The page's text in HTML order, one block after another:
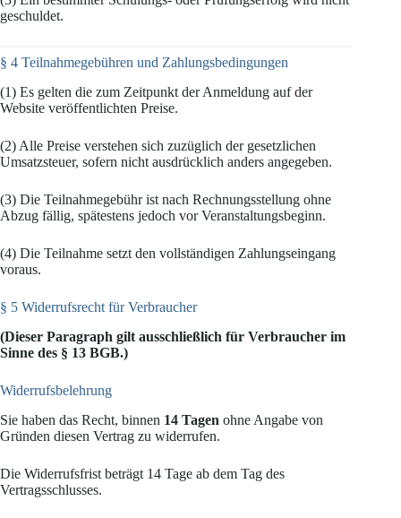
geschuldet.
§ 4 Teilnahmegebühren und Zahlungsbedingungen
(1) Es gelten die zum Zeitpunkt der Anmeldung auf der
Website veröffentlichten Preise.
(2) Alle Preise verstehen sich zuzüglich der gesetzlichen
Umsatzsteuer, sofern nicht ausdrücklich anders angegeben.
(3) Die Teilnahmegebühr ist nach Rechnungsstellung ohne
Abzug fällig, spätestens jedoch vor Veranstaltungsbeginn.
(4) Die Teilnahme setzt den vollständigen Zahlungseingang
voraus.
§ 5 Widerrufsrecht für Verbraucher
(Dieser Paragraph gilt ausschließlich für Verbraucher im
Sinne des § 13 BGB.)
Widerrufsbelehrung
Sie haben das Recht, binnen 14 Tagen ohne Angabe von
Gründen diesen Vertrag zu widerrufen.
Die Widerrufsfrist beträgt 14 Tage ab dem Tag des
Vertragsschlusses.